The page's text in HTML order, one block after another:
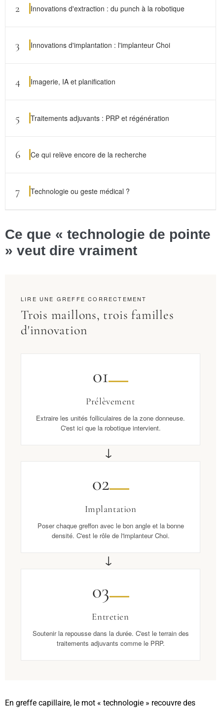
2 Innovations d'extraction : du punch à la robotique
3 Innovations d'implantation : l'implanteur Choi
4 Imagerie, IA et planification
5 Traitements adjuvants : PRP et régénération
6 Ce qui relève encore de la recherche
7 Technologie ou geste médical ?
Ce que « technologie de pointe
» veut dire vraiment
LIRE UNE GREFFE CORRECTEMENT
Trois maillons, trois familles
d'innovation
01
Prélèvement
Extraire les unités folliculaires de la zone donneuse.
C'est ici que la robotique intervient.
→
02
Implantation
Poser chaque greffon avec le bon angle et la bonne
densité. C'est le rôle de l'implanteur Choi.
→
03
Entretien
Soutenir la repousse dans la durée. C'est le terrain des
traitements adjuvants comme le PRP.
En greffe capillaire, le mot « technologie » recouvre des